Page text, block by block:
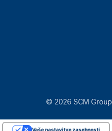
© 2026 SCM
Vaše nastavitve zasebnosti